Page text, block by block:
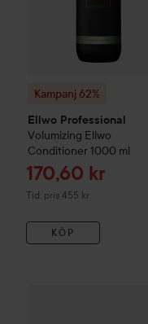
Kampanj 62%
Ellwo Professional
Volumizing Ellwo
Conditioner 1000 ml
Reapris
170,60 kr
Tid. pris 455 kr
Tidigare pris 455 kr
KÖP